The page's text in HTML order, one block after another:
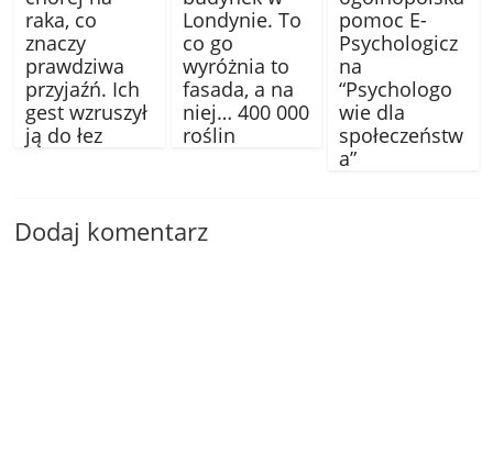
raka, co
znaczy
prawdziwa
przyjaźń. Ich
gest wzruszył
ją do łez
Londynie. To
co go
wyróżnia to
fasada, a na
niej… 400 000
roślin
pomoc E-
Psychologicz
na
“Psychologo
wie dla
społeczeństw
a”
Dodaj komentarz